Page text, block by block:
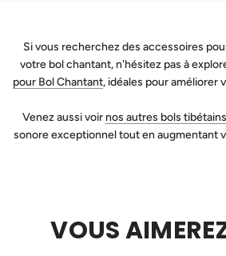
Si vous recherchez des accessoires
votre bol chantant, n'hésitez pas à
pour Bol Chantant, idéales pour améliorer
Venez aussi voir nos autres bols tibétains
sonore exceptionnel tout en augmentant
VOUS